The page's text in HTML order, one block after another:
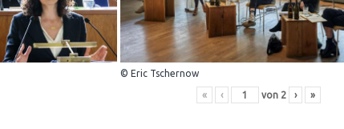
© Eric Tschernow
« ‹ von 2 › »